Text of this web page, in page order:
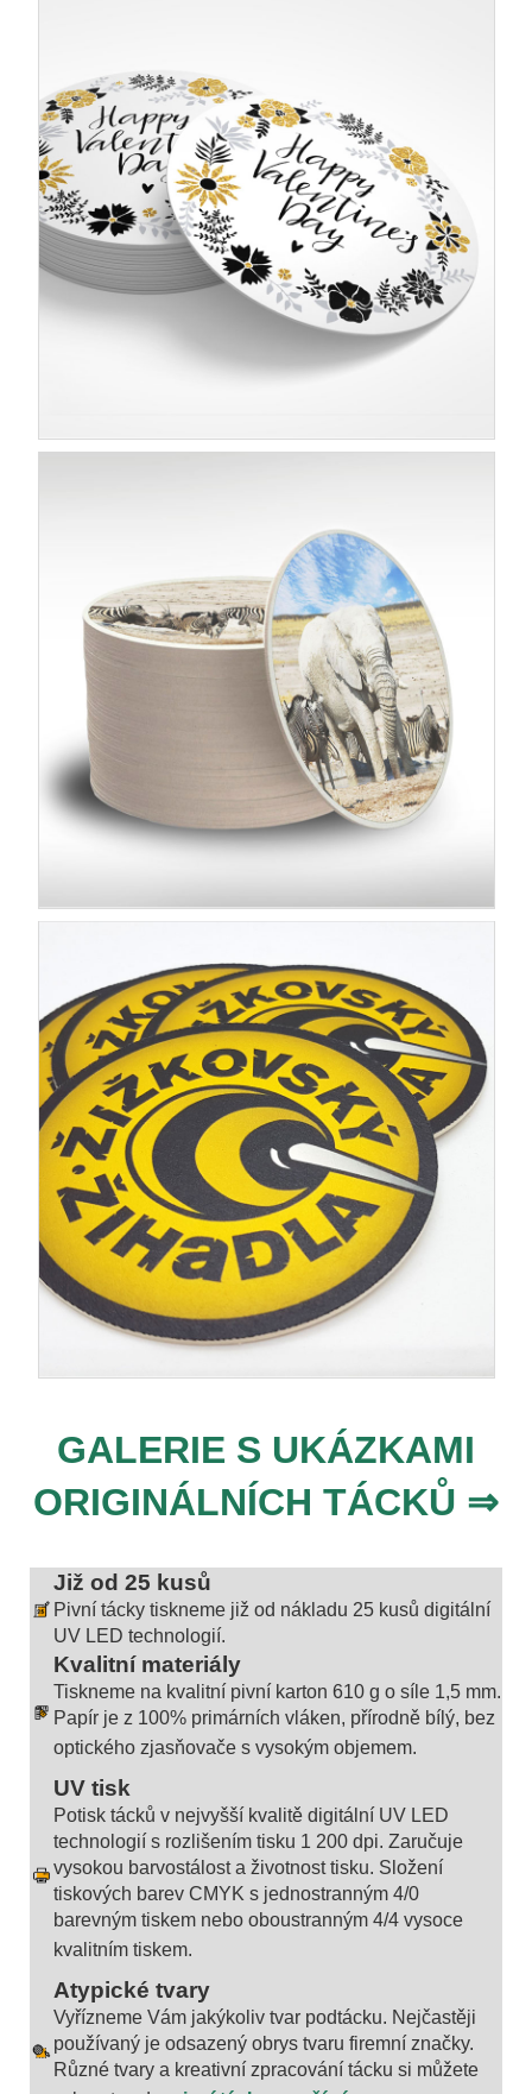
GALERIE S UKÁZKAMI
ORIGINÁLNÍCH TÁCKŮ ⇒
Již od 25 kusů
Pivní tácky tiskneme již od nákladu 25 kusů digitální
UV LED technologií.
Kvalitní materiály
Tiskneme na kvalitní pivní karton 610 g o síle 1,5 mm.
Papír je z 100% primárních vláken, přírodně bílý, bez
optického zjasňovače s vysokým objemem.
UV tisk
Potisk tácků v nejvyšší kvalitě digitální UV LED
technologií s rozlišením tisku 1 200 dpi. Zaručuje
vysokou barvostálost a životnost tisku. Složení
tiskových barev CMYK s jednostranným 4/0
barevným tiskem nebo oboustranným 4/4 vysoce
kvalitním tiskem.
Atypické tvary
Vyřízneme Vám jakýkoliv tvar podtácku. Nejčastěji
používaný je odsazený obrys tvaru firemní značky.
Různé tvary a kreativní zpracování tácku si můžete